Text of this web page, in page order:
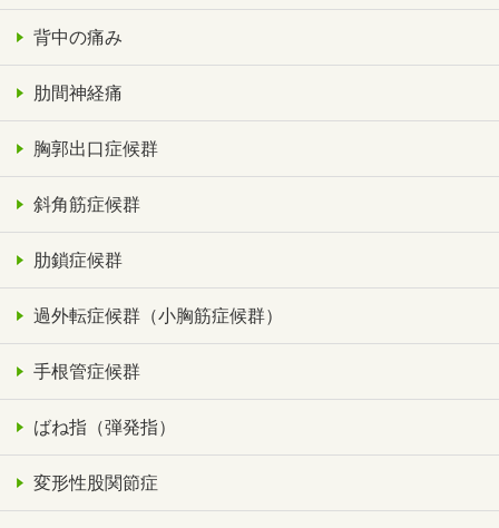
背中の痛み
肋間神経痛
胸郭出口症候群
斜角筋症候群
肋鎖症候群
過外転症候群（小胸筋症候群）
手根管症候群
ばね指（弾発指）
変形性股関節症